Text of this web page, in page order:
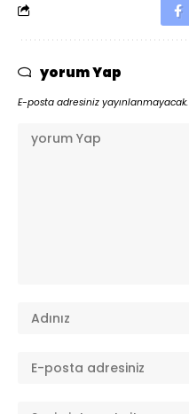
yorum Yap
E-posta adresiniz yayınlanmayacak.